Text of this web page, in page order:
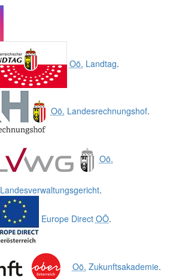
Oö. Landtag.
Oö. Landesrechnungshof.
Oö.
Landesverwaltungsgericht.
Europe Direct OÖ.
Oö. Zukunftsakademie.